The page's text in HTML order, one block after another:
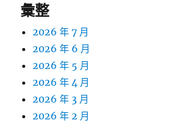
彙整
2026 年 7 月
2026 年 6 月
2026 年 5 月
2026 年 4 月
2026 年 3 月
2026 年 2 月